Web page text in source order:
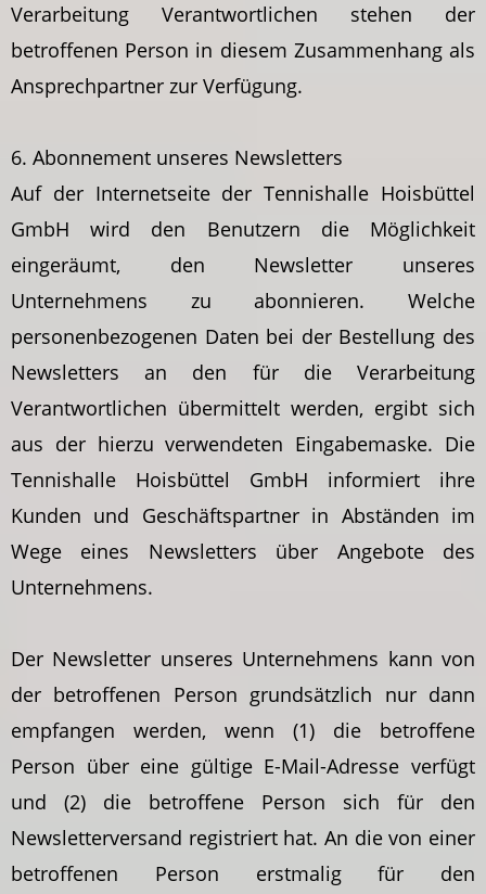
Verarbeitung Verantwortlichen stehen der
betroffenen Person in diesem Zusammenhang als
Ansprechpartner zur Verfügung.
6. Abonnement unseres Newsletters
Auf der Internetseite der Tennishalle Hoisbüttel
GmbH wird den Benutzern die Möglichkeit
eingeräumt, den Newsletter unseres
Unternehmens zu abonnieren. Welche
personenbezogenen Daten bei der Bestellung des
Newsletters an den für die Verarbeitung
Verantwortlichen übermittelt werden, ergibt sich
aus der hierzu verwendeten Eingabemaske. Die
Tennishalle Hoisbüttel GmbH informiert ihre
Kunden und Geschäftspartner in Abständen im
Wege eines Newsletters über Angebote des
Unternehmens.
Der Newsletter unseres Unternehmens kann von
der betroffenen Person grundsätzlich nur dann
empfangen werden, wenn (1) die betroffene
Person über eine gültige E-Mail-Adresse verfügt
und (2) die betroffene Person sich für den
Newsletterversand registriert hat. An die von einer
betroffenen Person erstmalig für den